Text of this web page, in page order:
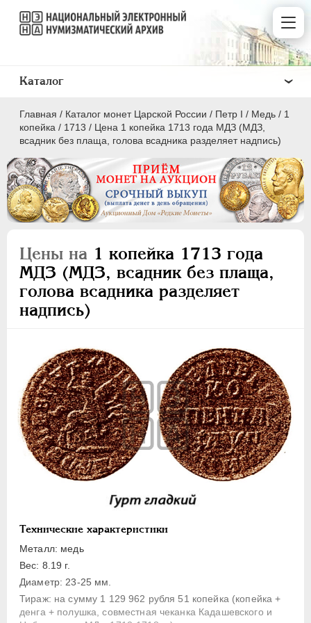
Главная / Каталог монет Царской России / Пeтр I / Медь / 1
копейка / 1713 / Цена 1 копейка 1713 года МДЗ (МДЗ,
всадник без плаща, голова всадника разделяет надпись)
Цены на 1 копейка 1713 года
МДЗ (МДЗ, всадник без плаща,
голова всадника разделяет
надпись)
Технические характеристики
Металл: медь
Вес: 8.19 г.
Диаметр: 23-25 мм.
Тираж: на сумму 1 129 962 рубля 51 копейка (копейка +
денга + полушка, совместная чеканка Кадашевского и
Каталог
ПEТР I 1699 - 1725
Серебро
Медь
5 копеек
1 копейка
Полушка
Полполушки
Пробные
Для Речи Посполитой
Монетовидные жетоны
ЕКАТЕРИНА I 1725-1727
АННА ИОАННОВНА 1730-1740
ИОАНН АНТОНОВИЧ 1740-1741
ЕЛИЗАВЕТА
ПЕТР III 1762-1762
ЕКАТЕРИНА II 1762-1796
ПАВЕЛ I 1796-1801